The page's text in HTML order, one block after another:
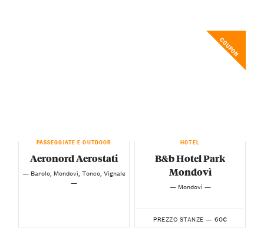
PASSEGGIATE E OUTDOOR
Aeronord Aerostati
— Barolo, Mondovì, Tonco, Vignale
—
COUPON
HOTEL
B&b Hotel Park
Mondovì
— Mondovì —
PREZZO STANZE — 60€